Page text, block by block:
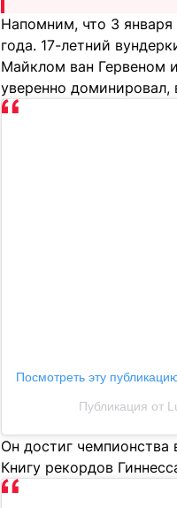
Напомним, что 3
года. 17-летний
Майклом ван Гервеном
уверенно доминировал,
Посмотреть эту
Публикация от
Он достиг
Книгу рекордов